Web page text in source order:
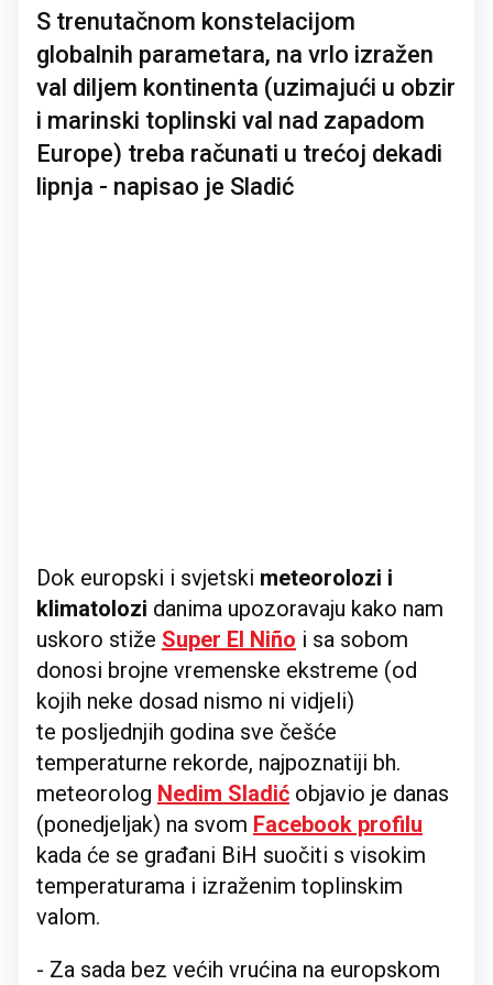
S trenutačnom konstelacijom
globalnih parametara, na vrlo izražen
val diljem kontinenta (uzimajući u obzir
i marinski toplinski val nad zapadom
Europe) treba računati u trećoj dekadi
lipnja - napisao je Sladić
Dok europski i svjetski meteorolozi i
klimatolozi danima upozoravaju kako nam
uskoro stiže Super El Niño i sa sobom
donosi brojne vremenske ekstreme (od
kojih neke dosad nismo ni vidjeli)
te posljednjih godina sve češće
temperaturne rekorde, najpoznatiji bh.
meteorolog Nedim Sladić objavio je danas
(ponedjeljak) na svom Facebook profilu
kada će se građani BiH suočiti s visokim
temperaturama i izraženim toplinskim
valom.
- Za sada bez većih vrućina na europskom